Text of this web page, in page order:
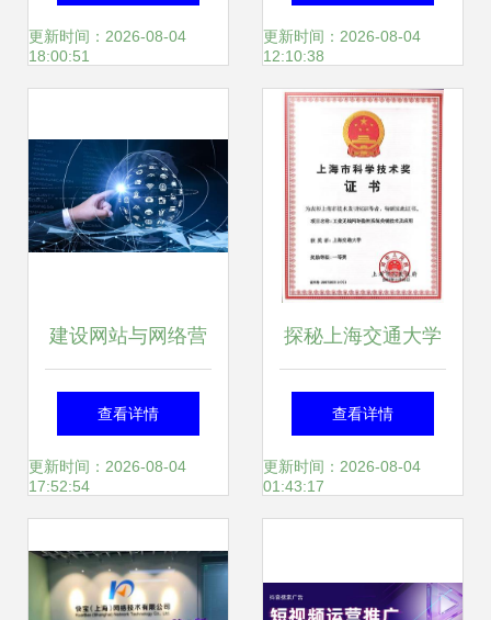
亿元超级工厂，它
豪赌
更新时间：2026-08-04
18:00:51
低功耗多人组网解
决方案
更新时间：2026-08-04
12:10:38
建设网站与网络营
销导读 技术更新与
上海网络技术服务
查看详情
更新时间：2026-08-04
17:52:54
探秘上海交通大学
智能无线网络与协
同控制中心 前沿研
查看详情
更新时间：2026-08-04
01:43:17